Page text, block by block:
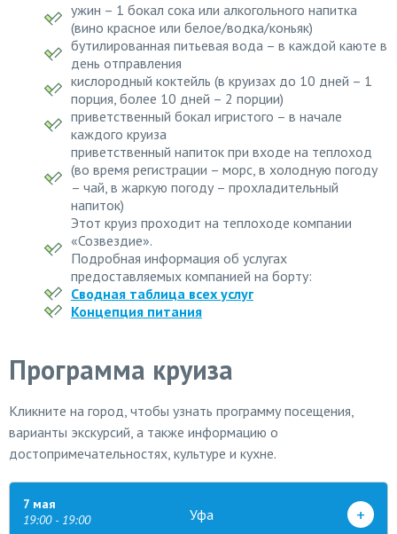
ужин – 1 бокал сока или алкогольного напитка
(вино красное или белое/водка/коньяк)
бутилированная питьевая вода – в каждой каюте в
день отправления
кислородный коктейль (в круизах до 10 дней – 1
порция, более 10 дней – 2 порции)
приветственный бокал игристого – в начале
каждого круиза
приветственный напиток при входе на теплоход
(во время регистрации – морс, в холодную погоду
– чай, в жаркую погоду – прохладительный
напиток)
Этот круиз проходит на теплоходе компании
«Созвездие».
Подробная информация об услугах
предоставляемых компанией на борту:
Сводная таблица всех услуг
Концепция питания
Программа круиза
Кликните на город, чтобы узнать программу посещения,
варианты экскурсий, а также информацию о
достопримечательностях, культуре и кухне.
7 мая
19:00 - 19:00
Уфа +